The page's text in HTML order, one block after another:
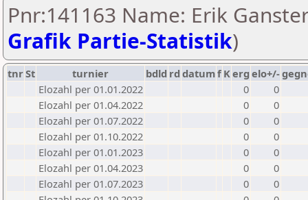
Pnr:141163 Name: Erik
Grafik Partie-Statistik)
tnrSt turnier bdld rd datumf Kerg elo+/-
Elozahl per 01.01.2022
0
0
Elozahl per 01.04.2022
0
0
Elozahl per 01.07.2022
0
0
Elozahl per 01.10.2022
0
0
Elozahl per 01.01.2023
0
0
Elozahl per 01.04.2023
0
0
Elozahl per 01.07.2023
0
0